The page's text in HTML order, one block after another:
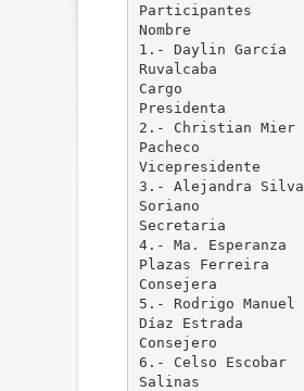
Participantes
Nombre
1.- Daylin García
Ruvalcaba
Cargo
Presidenta
2.- Christian Mier
Pacheco
Vicepresidente
3.- Alejandra Silva
Soriano
Secretaria
4.- Ma. Esperanza
Plazas Ferreira
Consejera
5.- Rodrigo Manuel
Díaz Estrada
Consejero
6.- Celso Escobar
Salinas